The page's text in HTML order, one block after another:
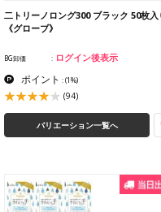
二トリーノロング300 ブラック 50枚入
《グローブ》
BG卸価 ログイン後表示
ポイント :(1%)
(94)
バリエーション一覧へ